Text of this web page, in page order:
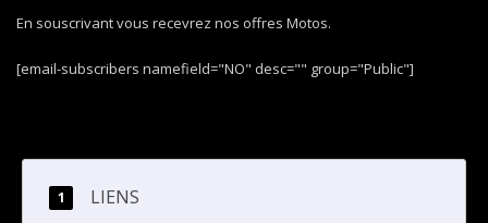
En souscrivant vous recevrez nos offres Motos.
[email-subscribers namefield="NO" desc="" group="Public"]
LIENS